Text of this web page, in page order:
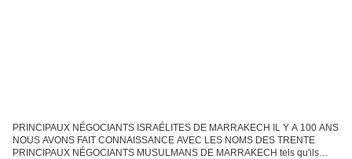
PRINCIPAUX NÉGOCIANTS ISRAÉLITES DE MARRAKECH IL Y A 100 ANS
NOUS AVONS FAIT CONNAISSANCE AVEC LES NOMS DES TRENTE
PRINCIPAUX NÉGOCIANTS MUSULMANS DE MARRAKECH tels qu'ils